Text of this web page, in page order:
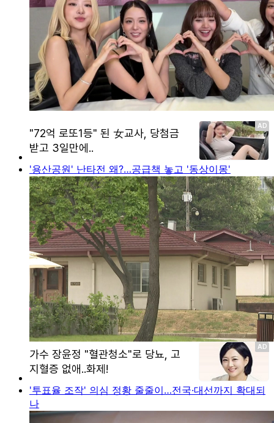
'용산공원' 난타전 왜?…공급책 놓고 '동상이몽'
'투표율 조작' 의심 정황 줄줄이…전국·대선까지 확대되
나